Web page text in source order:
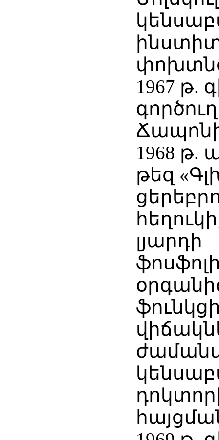
1967
1968 թ.
թեզ
լյարդի